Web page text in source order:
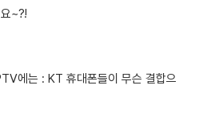
~?!
에는 : KT 휴대폰들이 무슨 결합으